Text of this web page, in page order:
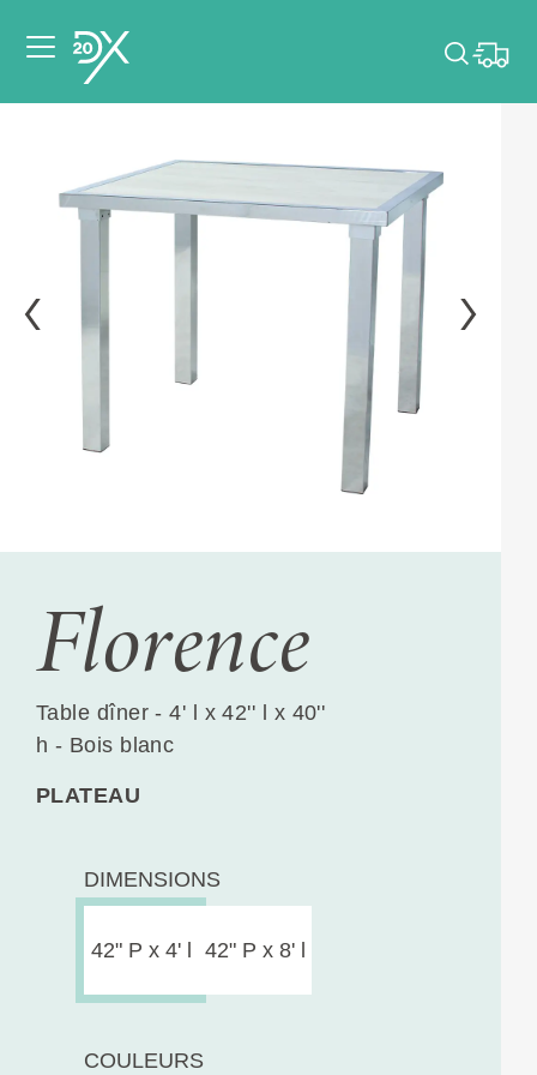
dates de votre
Choisir mes dates
Florence
Table dîner - 4' l x 42'' l x 40''
h - Bois blanc
PLATEAU
DIMENSIONS
42" P x 4' l 42" P x 8' l
COULEURS